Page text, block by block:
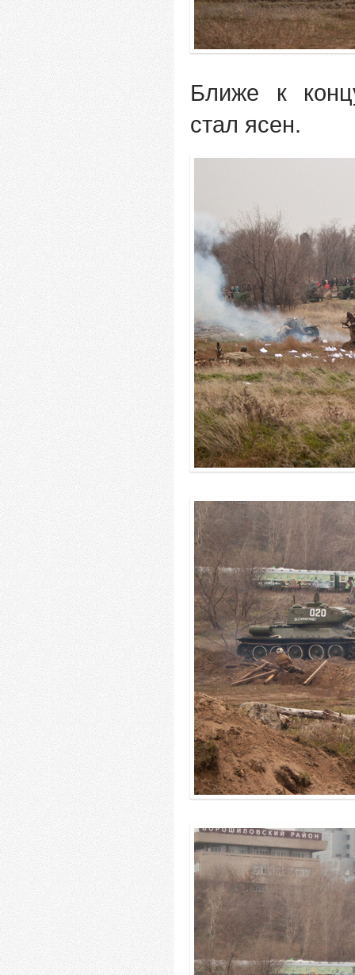
Ближе к
стал ясен.